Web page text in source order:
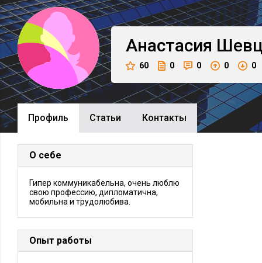
Анастасия
60 0 0 0 0
Профиль Cтатьи Контакты
О себе
Гипер коммуникабельна, очень люблю
свою профессию, дипломатична,
мобильна и трудолюбива.
Опыт работы